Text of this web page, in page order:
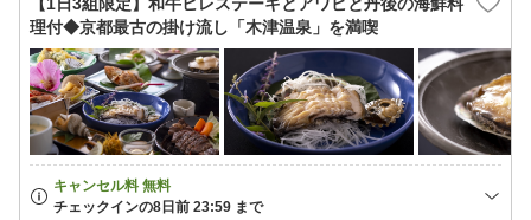
理付◆京都最古の掛け流し「木津温泉」を満喫